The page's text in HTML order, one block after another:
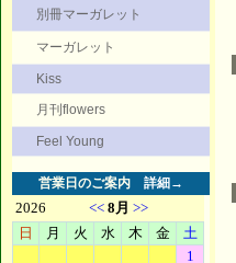
別冊マーガレット
マーガレット
Kiss
月刊flowers
Feel Young
営業日のご案内 詳細→